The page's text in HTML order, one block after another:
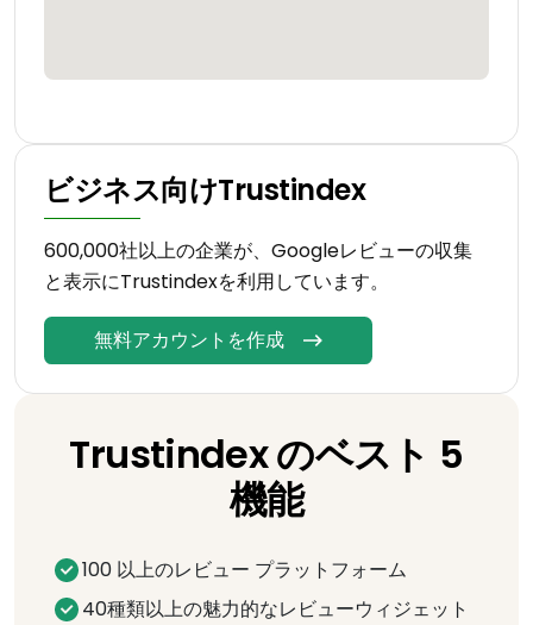
ビジネス向けTrustindex
600,000社以上の企業が、Googleレビューの収集
と表示にTrustindexを利用しています。
無料アカウントを作成
Trustindex のベスト 5
機能
100 以上のレビュー プラットフォーム
40種類以上の魅力的なレビューウィジェット